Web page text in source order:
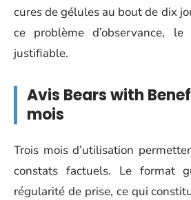
cures de gélules au bout de dix
ce problème d’observance,
justifiable.
Avis Bears with
mois
Trois mois d’utilisation
constats factuels. Le format
régularité de prise, ce qui